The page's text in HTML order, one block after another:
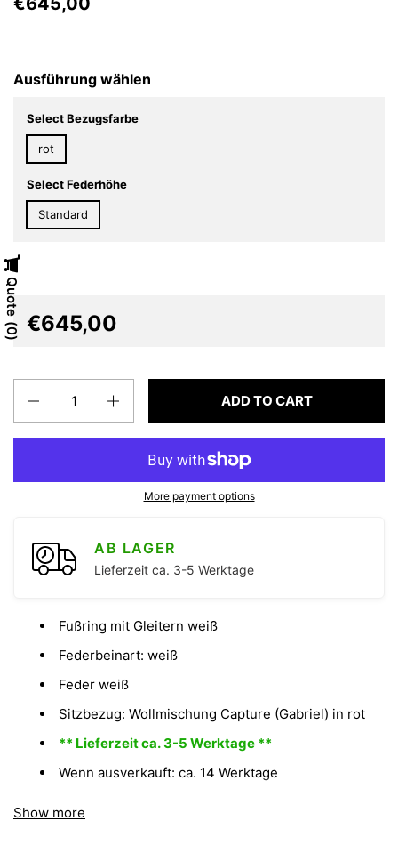
Ausführung wählen
Select Bezugsfarbe
rot
Select Federhöhe
Standard
€645,00
ADD TO CART
More payment options
AB LAGER
Lieferzeit ca. 3-5 Werktage
Show more
Fußring mit Gleitern weiß
Federbeinart: weiß
Feder weiß
Sitzbezug: Wollmischung Capture (Gabriel) in rot
** Lieferzeit ca. 3-5 Werktage **
Wenn ausverkauft: ca. 14 Werktage
mit weißem Gestell:
Quote
0